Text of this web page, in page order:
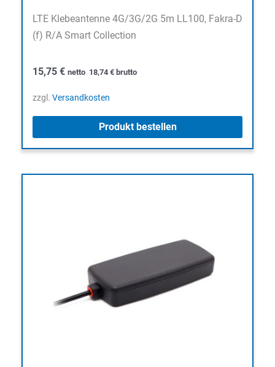
LTE Klebeantenne 4G/3G/2G 5m LL100, Fakra-D
(f) R/A Smart Collection
15,75 € netto 18,74 € brutto
zzgl. Versandkosten
Produkt bestellen